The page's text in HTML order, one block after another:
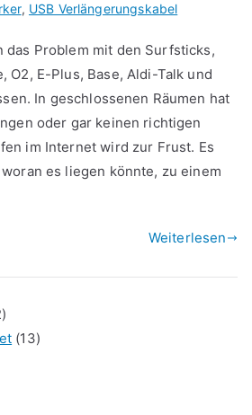
, USB Verlängerungskabel
das Problem mit den Surfsticks,
O2, E-Plus, Base, Aldi-Talk und
In geschlossenen Räumen hat
oder gar keinen richtigen
im Internet wird zur Frust. Es
es liegen könnte, zu einem
Weiterlesen
(13)